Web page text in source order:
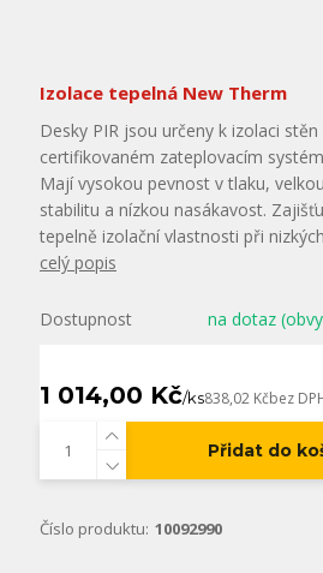
Izolace tepelná New Therm
Desky PIR jsou určeny k izolaci stěn
certifikovaném zateplovacím
Mají vysokou pevnost v tlaku,
stabilitu a nízkou nasákavost.
tepelně izolační vlastnosti při
celý popis
Dostupnost na dotaz
1 014,00 Kč/ks838,02 Kčbez
Přidat do
Číslo produktu: 10092990